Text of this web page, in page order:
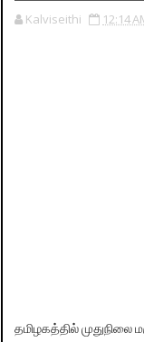
Kalviseithi 12:14
தமிழகத்தில் முதுநிலை